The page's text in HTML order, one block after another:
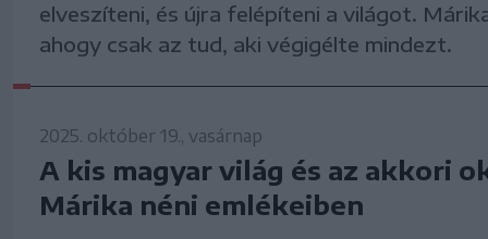
elveszíteni, és újra felépíteni a világot.
ahogy csak az tud, aki végigélte mindezt.
2025. október 19., vasárnap
A kis magyar világ és az akkori
Márika néni emlékeiben